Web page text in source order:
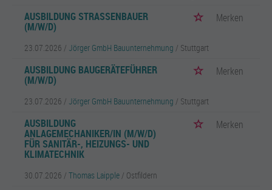
AUSBILDUNG STRASSENBAUER (
M/W/D)
Merken
23.07.2026 / Jörger GmbH Bauunternehmung / Stuttgart
AUSBILDUNG BAUGERÄTEFÜHRER
(M/W/D)
Merken
23.07.2026 / Jörger GmbH Bauunternehmung / Stuttgart
AUSBILDUNG
ANLAGEMECHANIKER/IN (M/W/D)
FÜR SANITÄR-, HEIZUNGS- UND
KLIMATECHNIK
Merken
30.07.2026 / Thomas Laipple / Ostfildern